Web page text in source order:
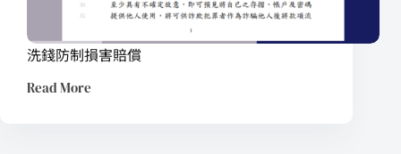
洗錢防制損害賠償
Read More